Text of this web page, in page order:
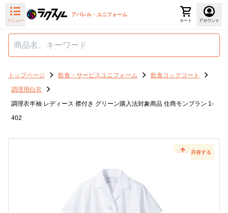
メニュー
アパレル・ユニフォーム
カート アカウント
トップページ 飲食・サービスユニフォーム
飲食コックコート
調理用白衣
調理衣半袖 レディース 襟付き グリーン購入法対象商品 住商モンブラン 1-
402
共有する